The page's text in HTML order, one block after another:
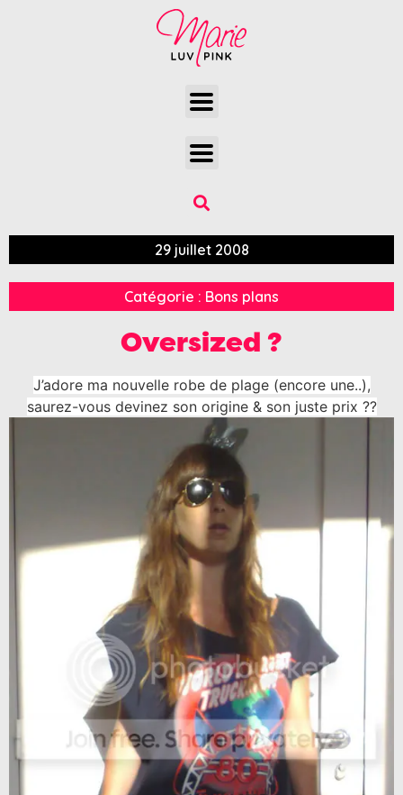
29 juillet 2008
Catégorie : Bons plans
Oversized ?
J’adore ma nouvelle robe de plage (encore une..),
saurez-vous devinez son origine & son juste prix ??